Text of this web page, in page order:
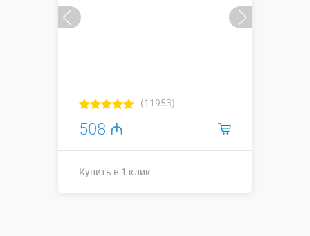
(11953)
508 ₼
Купить в 1 клик